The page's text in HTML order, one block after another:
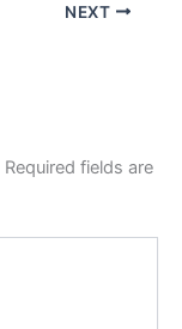
NEXT
Required fields are